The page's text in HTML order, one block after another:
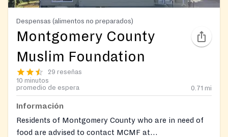
Despensas (alimentos no preparados)
Montgomery County
Muslim Foundation
29 reseñas
10 minutos
promedio de espera
0.71 mi
Información
Residents of Montgomery County who are in need of
food are advised to contact MCMF at